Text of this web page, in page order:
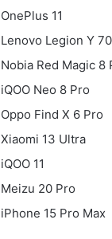
OnePlus 11
Lenovo Legion Y 70
Nobia Red Magic 8
iQOO Neo 8 Pro
Oppo Find X 6 Pro
Xiaomi 13 Ultra
iQOO 11
Meizu 20 Pro
iPhone 15 Pro Max